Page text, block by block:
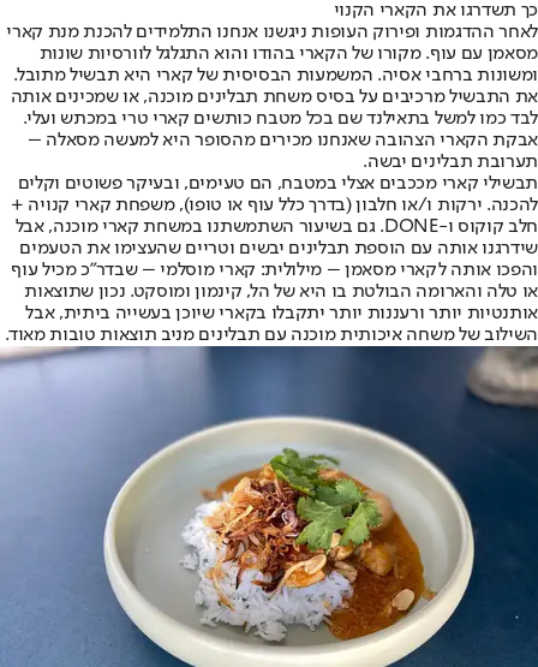
כך תשדרגו את הקארי הקנוי
לאחר ההדגמות ופירוק העופות ניגשנו אנחנו התלמידים להכנת מנת קארי
מסאמן עם עוף. מקורו של הקארי בהודו והוא התגלגל לוורסיות שונות
ומשונות ברחבי אסיה. המשמעות הבסיסית של קארי היא תבשיל מתובל.
את התבשיל מרכיבים על בסיס משחת תבלינים מוכנה, או שמכינים אותה
לבד כמו למשל בתאילנד שם בכל מטבח כותשים קארי טרי במכתש ועלי.
אבקת הקארי הצהובה שאנחנו מכירים מהסופר היא למעשה מסאלה –
תערובת תבלינים יבשה.
תבשילי קארי מככבים אצלי במטבח, הם טעימים, ובעיקר פשוטים וקלים
להכנה. ירקות ו/או חלבון (בדרך כלל עוף או טופו), משפחת קארי קנויה +
חלב קוקוס ו-DONE. גם בשיעור השתמשתנו במשחת קארי מוכנה, אבל
שידרגנו אותה עם הוספת תבלינים יבשים וטריים שהעצימו את הטעמים
והפכו אותה לקארי מסאמן – מילולית: קארי מוסלמי – שבדר"כ מכיל עוף
או טלה והארומה הבולטת בו היא של הל, קינמון ומוסקט. נכון שתוצאות
אותנטיות יותר ורעננות יותר יתקבלו בקארי שיוכן בעשייה ביתית, אבל
השילוב של משחה איכותית מוכנה עם תבלינים מניב תוצאות טובות מאוד.